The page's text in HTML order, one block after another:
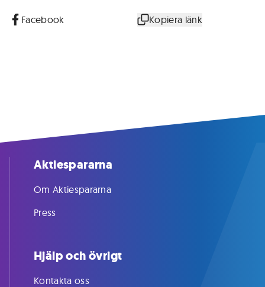
Facebook Kopiera länk
Aktiespararna
Om Aktiespararna
Press
Hjälp och övrigt
Kontakta oss